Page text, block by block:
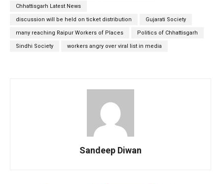
Chhattisgarh Latest News
discussion will be held on ticket distribution Gujarati Society
many reaching Raipur Workers of Places Politics of Chhattisgarh
Sindhi Society workers angry over viral list in media
Sandeep Diwan